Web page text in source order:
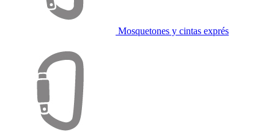
Mosquetones y cintas exprés